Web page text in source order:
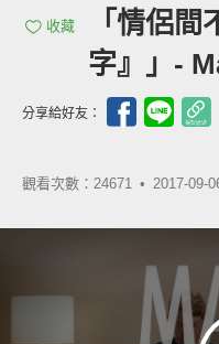
收藏
「情侶
字』」-
分享給好友：
觀看次數：24671 • 2017-09-